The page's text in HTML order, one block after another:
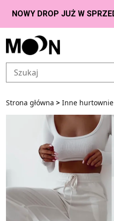
Przejdź do zawartości
Strona główna > Inne hurtownie